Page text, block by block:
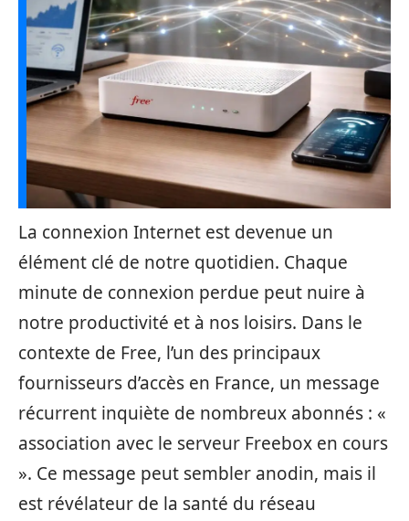
La connexion Internet est devenue un
élément clé de notre quotidien. Chaque
minute de connexion perdue peut nuire à
notre productivité et à nos loisirs. Dans le
contexte de Free, l’un des principaux
fournisseurs d’accès en France, un message
récurrent inquiète de nombreux abonnés : «
association avec le serveur Freebox en cours
». Ce message peut sembler anodin, mais il
est révélateur de la santé du réseau